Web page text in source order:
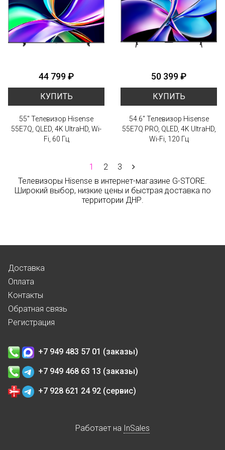
44 799 ₽
КУПИТЬ
55" Телевизор Hisense
55E7Q, QLED, 4K UltraHD, Wi-
Fi, 60 Гц
50 399 ₽
КУПИТЬ
54.6" Телевизор Hisense
55E7Q PRO, QLED, 4K UltraHD,
Wi-Fi, 120 Гц
1 2
3
Телевизоры Hisense в интернет-магазине G-STORE.
Широкий выбор, низкие цены и быстрая доставка по
территории ДНР.
Доставка
Оплата
Контакты
Обратная связь
Регистрация
+7 949 483 57 01 (заказы)
+7 949 468 63 13 (заказы)
+7 928 621 24 92 (сервис)
Работает на InSales